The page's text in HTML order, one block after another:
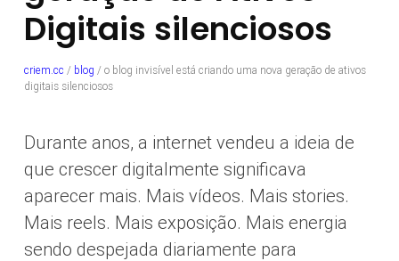
Digitais silenciosos
criem.cc / blog / o blog invisível está criando uma nova geração de ativos
digitais silenciosos
Durante anos, a internet vendeu a ideia de
que crescer digitalmente significava
aparecer mais. Mais vídeos. Mais stories.
Mais reels. Mais exposição. Mais energia
sendo despejada diariamente para